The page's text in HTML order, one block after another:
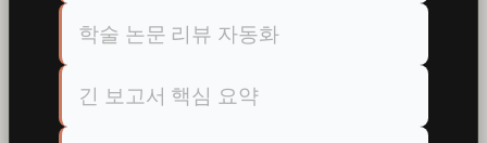
학술 논문 리뷰 자동화
긴 보고서 핵심 요약